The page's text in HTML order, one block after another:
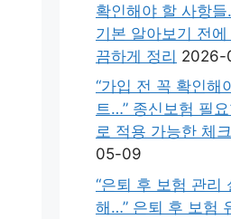
확인해야 할 사항
기본 알아보기 전
끔하게 정리 2026-
“가입 전 꼭 확인해
트…” 종신보험 필
로 적용 가능한 체
05-09
“은퇴 후 보험 관리
해…” 은퇴 후 보험